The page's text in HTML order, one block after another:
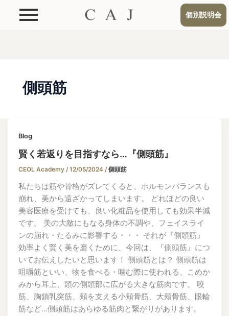
個別説明会
側頭筋
Blog
賢く若返りを目指すなら…『側頭筋』
CEOL Academy/12/05/2024/側頭筋
私たちは筋や骨格がズレてくると、ホルモンバランスも
崩れ、美から遠ざかってしまいます。 どれほどの良い
美容医療を受けても、良い化粧品を使用しても効果半減
です。 美の大敵にもなる身体の不調や、フェイスライ
ンの崩れ・たるみに影響する・・・ それが『側頭筋』
効率よく賢く美を磨くために、今回は、『側頭筋』につ
いてお伝えしたいと思います！ 側頭筋とは？ 側頭筋は
咀嚼筋といい、物を食べる・噛む際に使われる、こめか
みから耳上、頭の側頭部に広がる大きな筋肉です。 咬
筋、胸鎖乳突筋、頬を支える小頬骨筋、大頬骨筋、眼輪
筋など…側頭筋はあらゆる筋肉と繋がりがあります。